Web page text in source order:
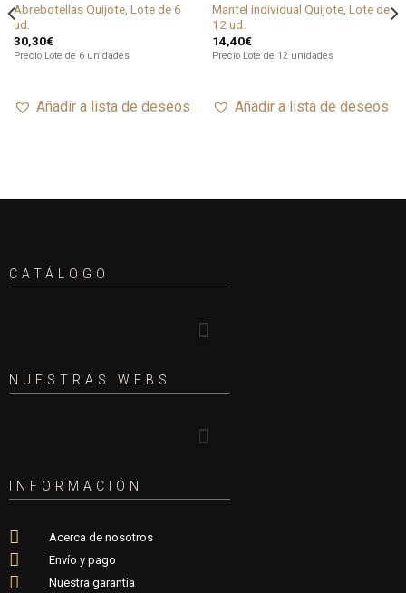
Añadir
Abrebotellas Quijote, Lote de 6
ud.
30,30€
Precio Lote de 6 unidades
Añadir a lista de deseos
Añadir
Mantel individual Quijote, Lote de
12 ud.
14,40€
Precio Lote de 12 unidades
Añadir a lista de deseos
CATÁLOGO
NUESTRAS WEBS
INFORMACIÓN
Acerca de nosotros
Envío y pago
Nuestra garantía